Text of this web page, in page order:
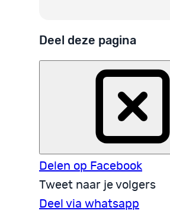
Deel deze pagina
Delen op Facebook
Tweet naar je volgers
Deel via whatsapp